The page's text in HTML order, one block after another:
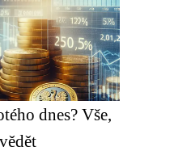
dnes? Vše,